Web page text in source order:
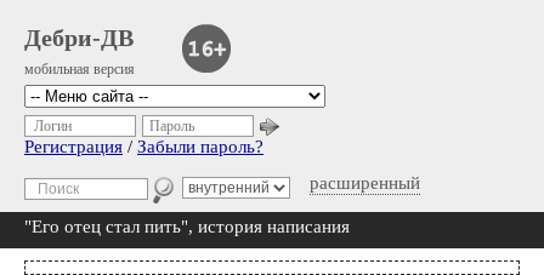
Дебри-ДВ
мобильная версия
расширенный
Логин Пароль
Регистрация / Забыли пароль?
"Его отец стал пить", история написания